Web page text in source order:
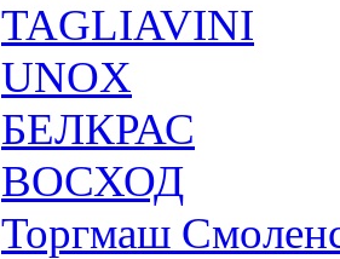
TAGLIAVINI
UNOX
БЕЛКРАС
ВОСХОД
Торгмаш